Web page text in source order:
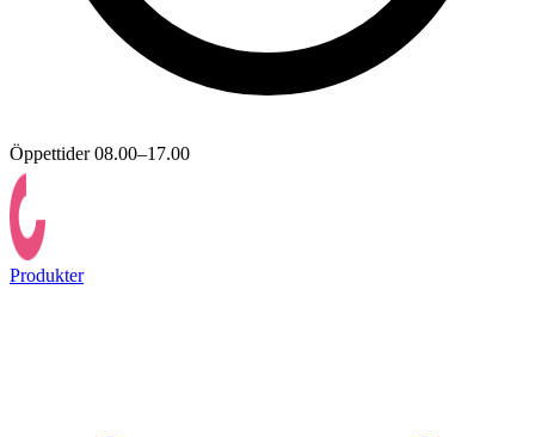
Öppettider 08.00–17.00
Produkter